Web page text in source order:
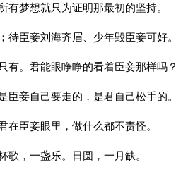
有梦想就只为证明那最初的坚持。
待臣妾刘海齐眉、少年毁臣妾可好。
有。君能眼睁睁的看着臣妾那样吗？
臣妾自己要走的，是君自己松手的。
在臣妾眼里，做什么都不责怪。
歌，一盏乐。日圆，一月缺。